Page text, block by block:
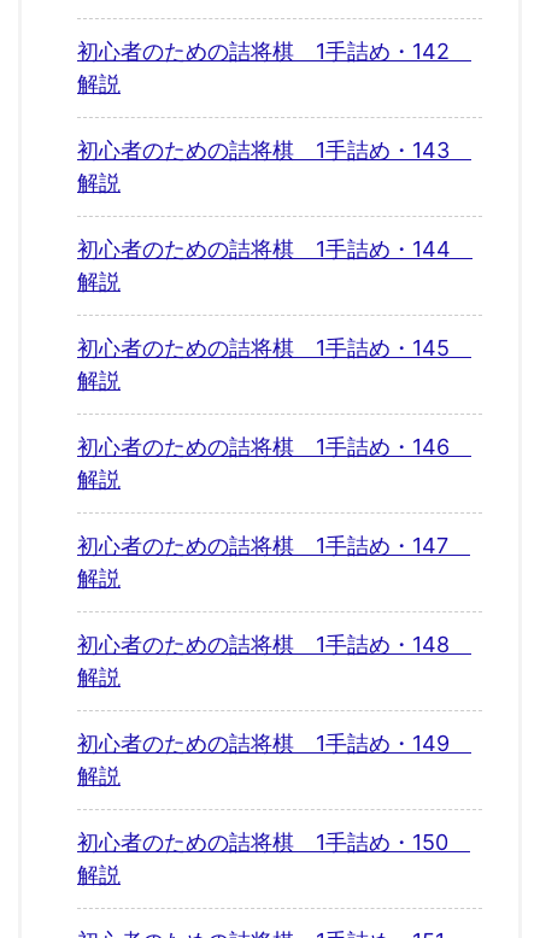
初心者のための詰将棋 1手詰め・142
解説
初心者のための詰将棋 1手詰め・143
解説
初心者のための詰将棋 1手詰め・144
解説
初心者のための詰将棋 1手詰め・145
解説
初心者のための詰将棋 1手詰め・146
解説
初心者のための詰将棋 1手詰め・147
解説
初心者のための詰将棋 1手詰め・148
解説
初心者のための詰将棋 1手詰め・149
解説
初心者のための詰将棋 1手詰め・150
解説